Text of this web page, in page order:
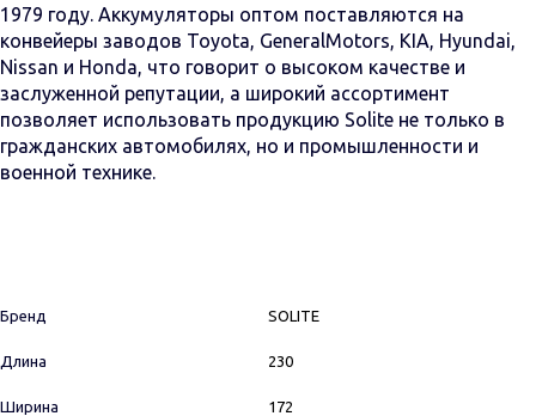
1979 году. Аккумуляторы оптом поставляются на
конвейеры заводов Toyota, GeneralMotors, KIA, Hyundai,
Nissan и Honda, что говорит о высоком качестве и
заслуженной репутации, а широкий ассортимент
позволяет использовать продукцию Solite не только в
гражданских автомобилях, но и промышленности и
военной технике.
Бренд SOLITE
Длина 230
Ширина 172